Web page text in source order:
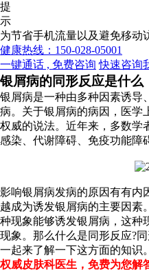
提
示
为节省手机流量以及避免移动
健康热线：150-028-05001
一键通话 , 免费咨询 快速咨询
银屑病的同形反应是什么
银屑病是一种由多种因素诱导
病。关于银屑病的病因，医学
权威的说法。近年来，多数学
感染、代谢障碍、免疫功能障
影响银屑病发病的原因有有内
越成为诱发银屑病的主要因素
种现象能够诱发银屑病，这
现象。那么什么是同形反应?
一起来了解一下这方面的知识。
权威皮肤科医生，免费为您解